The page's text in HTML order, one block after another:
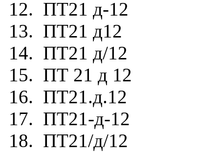
12. ПТ21 д-12
13. ПТ21 д12
14. ПТ21 д/12
15. ПТ 21 д 12
16. ПТ21.д.12
17. ПТ21-д-12
18. ПТ21/д/12